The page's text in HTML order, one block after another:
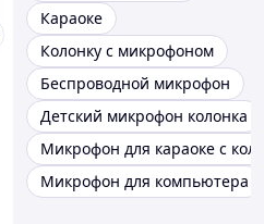
Караоке
Колонку с микрофоном
Беспроводной микрофон
Детский микрофон колонка
Микрофон для караоке с
Микрофон для компьютера